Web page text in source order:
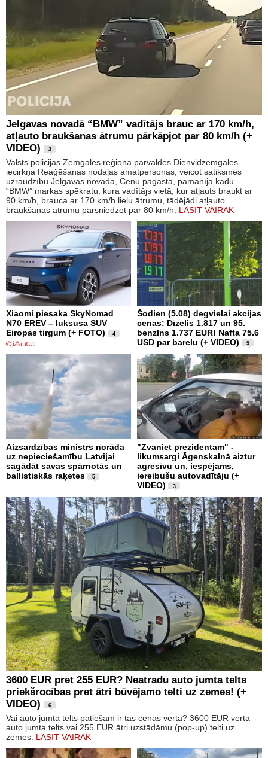
Jelgavas novadā “BMW” vadītājs brauc ar 170 km/h,
atļauto braukšanas ātrumu pārkāpjot par 80 km/h (+
VIDEO)
3
Valsts policijas Zemgales reģiona pārvaldes Dienvidzemgales
iecirkņa Reaģēšanas nodaļas amatpersonas, veicot satiksmes
uzraudzību Jelgavas novadā, Cenu pagastā, pamanīja kādu
“BMW” markas spēkratu, kura vadītājs vietā, kur atļauts braukt ar
90 km/h, brauca ar 170 km/h lielu ātrumu, tādējādi atļauto
braukšanas ātrumu pārsniedzot par 80 km/h. LASĪT VAIRĀK
Xiaomi piesaka SkyNomad
N70 EREV – luksusa SUV
Eiropas tirgum (+ FOTO)
4
Šodien (5.08) degvielai akcijas
cenas: Dīzelis 1.817 un 95.
benzīns 1.737 EUR! Nafta 75.6
USD par barelu (+ VIDEO)
9
Aizsardzības ministrs norāda
uz nepieciešamību Latvijai
sagādāt savas spārnotās un
ballistiskās raķetes
5
"Zvaniet prezidentam" -
likumsargi Āgenskalnā aiztur
agresīvu un, iespējams,
iereibušu autovadītāju (+
VIDEO)
3
3600 EUR pret 255 EUR? Neatradu auto jumta telts
priekšrocības pret ātri būvējamo telti uz zemes! (+
VIDEO)
6
Vai auto jumta telts patiešām ir tās cenas vērta? 3600 EUR vērta
auto jumta telts vai 255 EUR ātri uzstādāmu (pop-up) telti uz
zemes. LASĪT VAIRĀK